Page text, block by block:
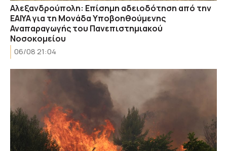
Αλεξανδρούπολη: Επίσημη αδειοδότηση από την
ΕΑΙΥΑ για τη Μονάδα Υποβοηθούμενης
Αναπαραγωγής του Πανεπιστημιακού
Νοσοκομείου
06/08 21:04